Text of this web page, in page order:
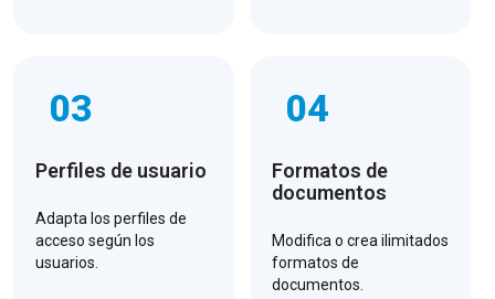
03
Perfiles de usuario
Adapta los perfiles de
acceso según los
usuarios.
04
Formatos de
documentos
Modifica o crea ilimitados
formatos de
documentos.